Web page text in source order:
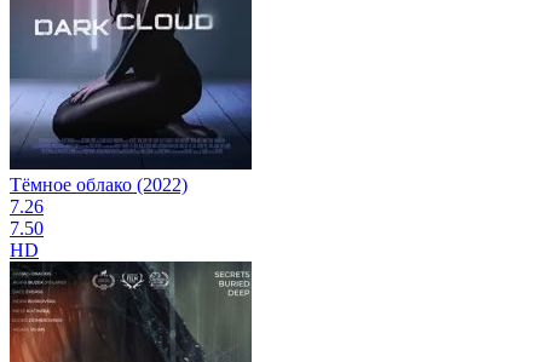
Тёмное облако (2022)
7.26
7.50
HD